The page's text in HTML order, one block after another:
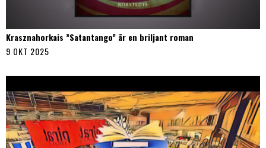
Krasznahorkais ”Satantango” är en briljant roman
9 OKT 2025